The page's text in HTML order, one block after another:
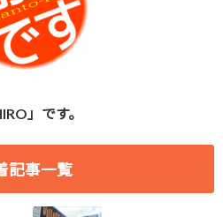
」です。
記事一覧